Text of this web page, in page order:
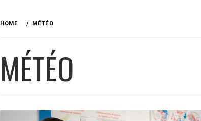
HOME MÉTÉO
MÉTÉO